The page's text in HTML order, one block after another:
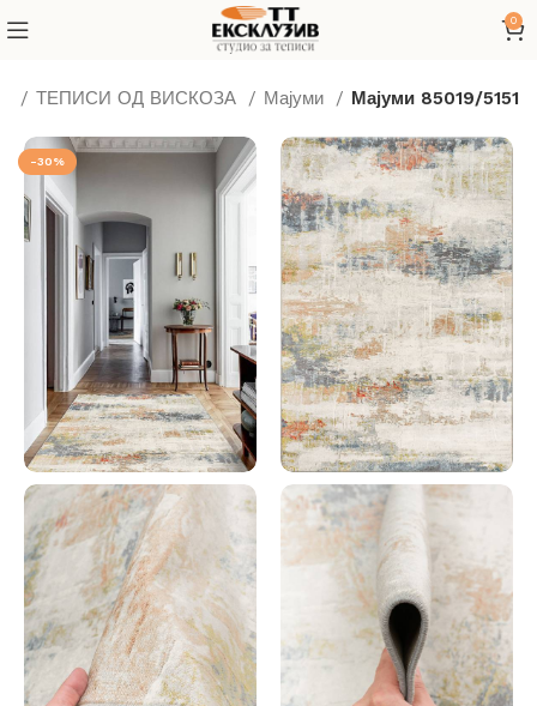
0
ТЕПИСИ ОД ВИСКОЗА Мајуми Мајуми 85019/5151
-30%